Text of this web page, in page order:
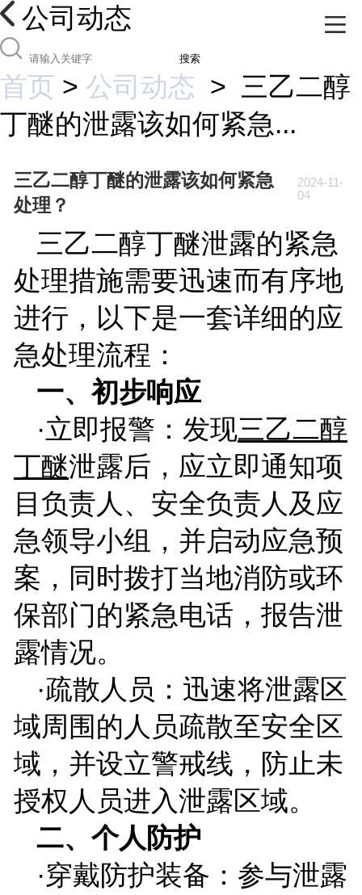
公司动态
搜索
首页 > 公司动态 > 三乙二醇
丁醚的泄露该如何紧急...
三乙二醇丁醚的泄露该如何紧急
处理？
2024-11-
04
三乙二醇丁醚泄露的紧急
处理措施需要迅速而有序地
进行，以下是一套详细的应
急处理流程：
一、初步响应
·立即报警：发现三乙二醇
丁醚泄露后，应立即通知项
目负责人、安全负责人及应
急领导小组，并启动应急预
案，同时拨打当地消防或环
保部门的紧急电话，报告泄
露情况。
·疏散人员：迅速将泄露区
域周围的人员疏散至安全区
域，并设立警戒线，防止未
授权人员进入泄露区域。
二、个人防护
·穿戴防护装备：参与泄露